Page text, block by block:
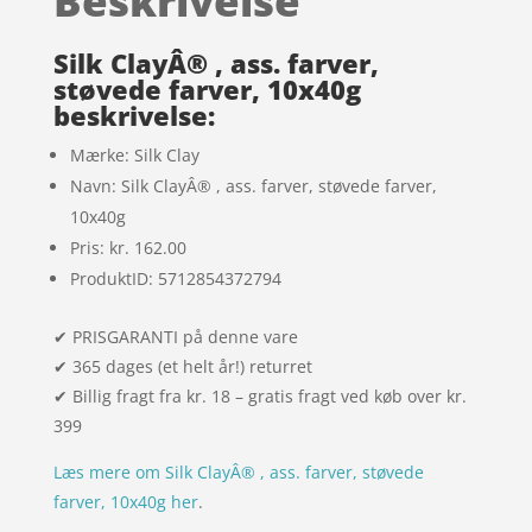
Silk ClayÂ® , ass. farver,
støvede farver, 10x40g
beskrivelse:
Mærke: Silk Clay
Navn: Silk ClayÂ® , ass. farver, støvede farver,
10x40g
Pris: kr. 162.00
ProduktID: 5712854372794
✔ PRISGARANTI på denne vare
✔ 365 dages (et helt år!) returret
✔ Billig fragt fra kr. 18 – gratis fragt ved køb over kr.
399
Læs mere om Silk ClayÂ® , ass. farver, støvede
farver, 10x40g her.